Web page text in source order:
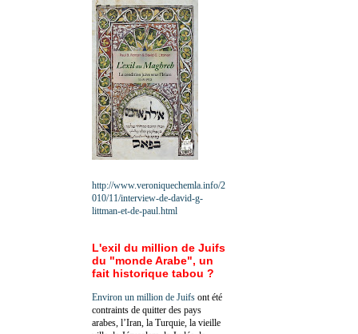
http://www.veroniquechemla.info/2
010/11/interview-de-david-g-
littman-et-de-paul.html
L'exil du million de Juifs
du "monde Arabe", un
fait historique tabou ?
Environ un million de Juifs ont été
contraints de quitter des pays
arabes, l’Iran, la Turquie, la vieille